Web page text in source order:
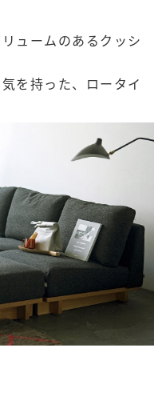
ュームのあるクッシ
を持った、ロータイ